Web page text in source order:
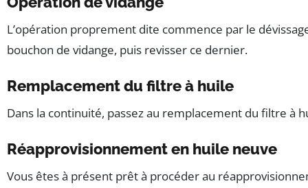
L’opération proprement dite commence par le
bouchon de vidange, puis revisser ce dernier.
Remplacement du filtre à huile
Dans la continuité, passez au remplacement du filtre à
Réapprovisionnement en huile neuve
Vous êtes à présent prêt à procéder au